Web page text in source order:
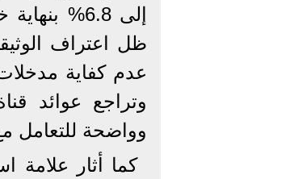
ظل اعتراف
عدم كفاية مدخلات
وتراجع عوائد
وواضحة للتعامل
كما أثار